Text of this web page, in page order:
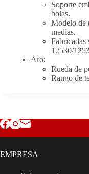
Soporte
bolas.
Modelo de
medias.
Fabricadas
12530/
Aro:
Rueda de
Rango de
EMPRESA